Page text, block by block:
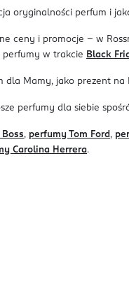
oryginalności perfum i
ceny i promocje – w
perfumy w trakcie Black
dla Mamy, jako prezent
perfumy dla siebie
, perfumy Tom Ford,
Carolina Herrera.